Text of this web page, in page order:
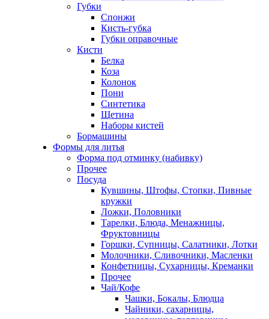
Губки
Спонжи
Кисть-губка
Губки оправочные
Кисти
Белка
Коза
Колонок
Пони
Синтетика
Щетина
Наборы кистей
Бормашины
Формы для литья
Форма под отминку (набивку)
Прочее
Посуда
Кувшины, Штофы, Стопки, Пивные
кружки
Ложки, Половники
Тарелки, Блюда, Менажницы,
Фруктовницы
Горшки, Супницы, Салатники, Лотки
Молочники, Сливочники, Масленки
Конфетницы, Сухарницы, Креманки
Прочее
Чай/Кофе
Чашки, Бокалы, Блюдца
Чайники, сахарницы,